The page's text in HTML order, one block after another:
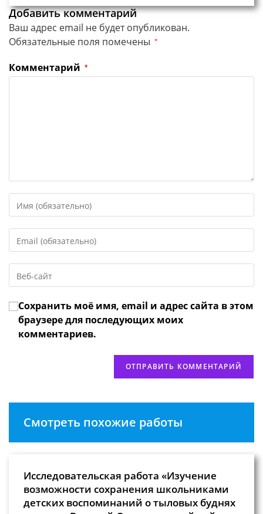
Добавить комментарий
Ваш адрес email не будет опубликован.
Обязательные поля помечены *
Комментарий *
свое
или
имя
чтобы
прокомментировать
свой
адрес,
чтобы
URL
веб-
сайта
(необязательно)
Сохранить моё имя, email и адрес сайта в этом
браузере для последующих моих
комментариев.
Смотреть похожие работы
Исследовательская работа «Изучение
возможности сохранения школьниками
детских воспоминаний о тыловых буднях